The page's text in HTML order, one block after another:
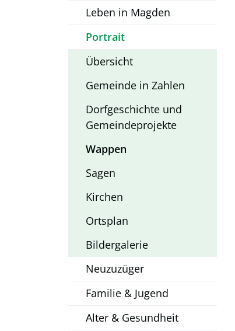
Leben in Magden
Portrait
Übersicht
Gemeinde in Zahlen
Dorfgeschichte und
Gemeindeprojekte
Wappen
Sagen
Kirchen
Ortsplan
Bildergalerie
Neuzuzüger
Familie & Jugend
Alter & Gesundheit